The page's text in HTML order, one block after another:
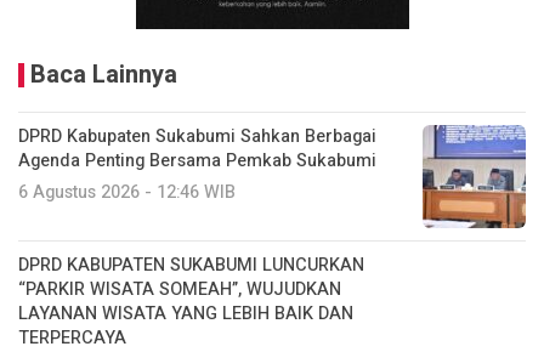
Baca Lainnya
DPRD Kabupaten Sukabumi Sahkan Berbagai
Agenda Penting Bersama Pemkab Sukabumi
6 Agustus 2026 - 12:46 WIB
DPRD KABUPATEN SUKABUMI LUNCURKAN
“PARKIR WISATA SOMEAH”, WUJUDKAN
LAYANAN WISATA YANG LEBIH BAIK DAN
TERPERCAYA